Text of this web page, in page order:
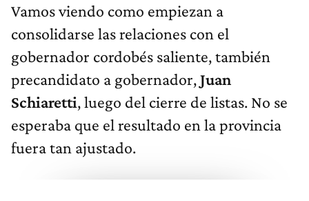
Vamos viendo como empiezan a
consolidarse las relaciones con el
gobernador cordobés saliente, también
precandidato a gobernador,Juan
Schiaretti, luego del cierre de listas. No se
esperaba que el resultado en la provincia
fuera tan ajustado.